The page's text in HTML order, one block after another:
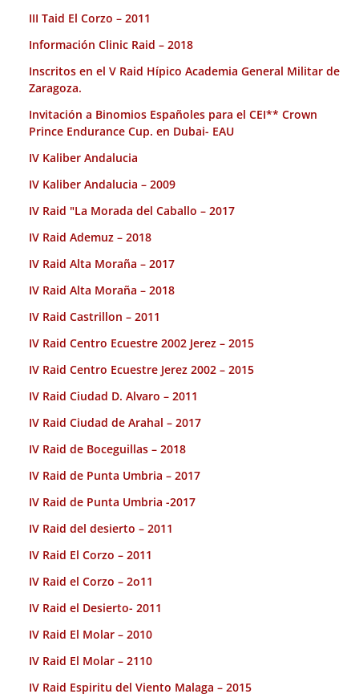
III Taid El Corzo – 2011
Información Clinic Raid – 2018
Inscritos en el V Raid Hípico Academia General Militar de
Zaragoza.
Invitación a Binomios Españoles para el CEI** Crown
Prince Endurance Cup. en Dubai- EAU
IV Kaliber Andalucia
IV Kaliber Andalucia – 2009
IV Raid "La Morada del Caballo – 2017
IV Raid Ademuz – 2018
IV Raid Alta Moraña – 2017
IV Raid Alta Moraña – 2018
IV Raid Castrillon – 2011
IV Raid Centro Ecuestre 2002 Jerez – 2015
IV Raid Centro Ecuestre Jerez 2002 – 2015
IV Raid Ciudad D. Alvaro – 2011
IV Raid Ciudad de Arahal – 2017
IV Raid de Boceguillas – 2018
IV Raid de Punta Umbria – 2017
IV Raid de Punta Umbria -2017
IV Raid del desierto – 2011
IV Raid El Corzo – 2011
IV Raid el Corzo – 2o11
IV Raid el Desierto- 2011
IV Raid El Molar – 2010
IV Raid El Molar – 2110
IV Raid Espiritu del Viento Malaga – 2015